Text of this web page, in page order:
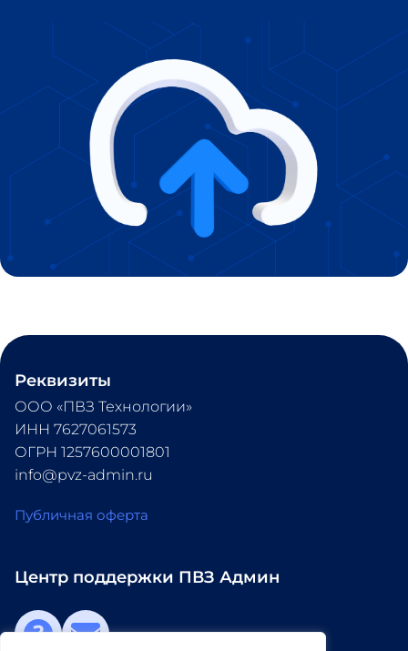
Реквизиты
ООО «ПВЗ Технологии»
ИНН 7627061573
ОГРН 1257600001801
info@pvz-admin.ru
Публичная оферта
Центр поддержки ПВЗ Админ